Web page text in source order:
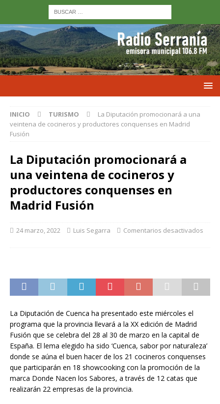
INICIO TURISMO
La Diputación promocionará a una
veintena de cocineros y productores conquenses en Madrid
Fusión
La Diputación promocionará a
una veintena de cocineros y
productores conquenses en
Madrid Fusión
24 marzo, 2022 Luis Segarra Comentarios desactivados
La Diputación de Cuenca ha presentado este miércoles el
programa que la provincia llevará a la XX edición de Madrid
Fusión que se celebra del 28 al 30 de marzo en la capital de
España. El lema elegido ha sido ‘Cuenca, sabor por naturaleza’
donde se aúna el buen hacer de los 21 cocineros conquenses
que participarán en 18 showcooking con la promoción de la
marca Donde Nacen los Sabores, a través de 12 catas que
realizarán 22 empresas de la provincia.